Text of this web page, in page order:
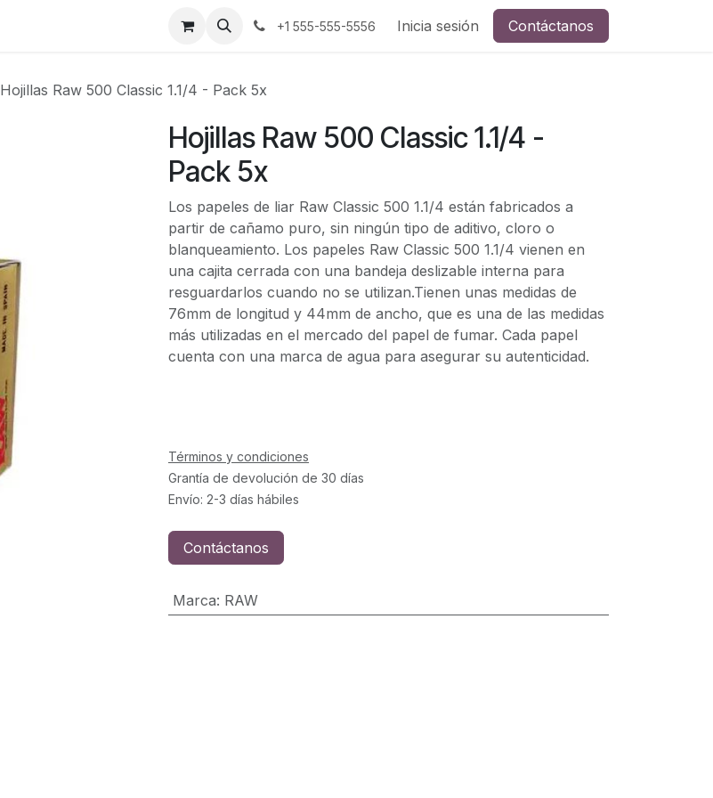
+1 555-555-5556 Inicia sesión Contáctanos
Hojillas Raw 500 Classic 1.1/4 - Pack 5x
Hojillas Raw 500 Classic 1.1/4 -
Pack 5x
Los papeles de liar Raw Classic 500 1.1/4 están fabricados a
partir de cañamo puro, sin ningún tipo de aditivo, cloro o
blanqueamiento. Los papeles Raw Classic 500 1.1/4 vienen en
una cajita cerrada con una bandeja deslizable interna para
resguardarlos cuando no se utilizan.Tienen unas medidas de
76mm de longitud y 44mm de ancho, que es una de las medidas
más utilizadas en el mercado del papel de fumar. Cada papel
cuenta con una marca de agua para asegurar su autenticidad.
Términos y condiciones
Grantía de devolución de 30 días
Envío: 2-3 días hábiles
Contáctanos
Marca: RAW